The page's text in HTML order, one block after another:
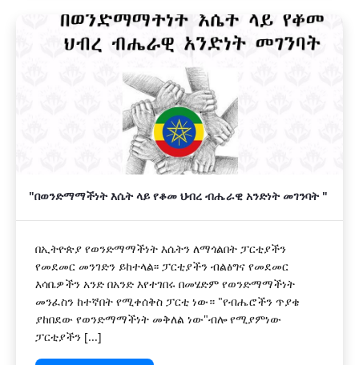
"በወንድማማችነት እሴት ላይ የቆመ ህብረ ብሔራዊ አንድነት መገንባት "
በኢትዮጵያ የወንድማማችነት እሴትን ለማጎልበት ፓርቲያችን
የመደመር መንገድን ይከተላል፡፡ ፓርቲያችን ብልፅግና የመደመር
እሳቤዎችን አንድ በአንድ እየተገበሩ በመሄድም የወንድማማችነት
መንፈስን ከተኛበት የሚቀሰቅስ ፓርቲ ነው። "የብሔሮችን ጥያቄ
ያከበደው የወንድማማችነት መቅለል ነው"ብሎ የሚያምነው
ፓርቲያችን [...]